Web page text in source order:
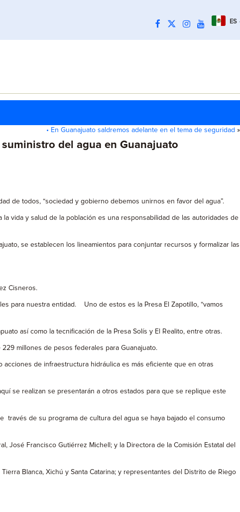
ES
• En Guanajuato saldremos adelante en el tema de seguridad »
del agua en Guanajuato
de todos, “sociedad y gobierno debemos unirnos en favor del agua”.
vida y salud de la población es una responsabilidad de las autoridades de
se establecen los lineamientos para conjuntar recursos y formalizar las
Cisneros.
para nuestra entidad. Uno de estos es la Presa El Zapotillo, “vamos
así como la tecnificación de la Presa Solís y El Realito, entre otras.
millones de pesos federales para Guanajuato.
de infraestructura hidráulica es más eficiente que en otras
se realizan se presentarán a otros estados para que se replique este
través de su programa de cultura del agua se haya bajado el consumo
Francisco Gutiérrez Michell; y la Directora de la Comisión Estatal del
Blanca, Xichú y Santa Catarina; y representantes del Distrito de Riego